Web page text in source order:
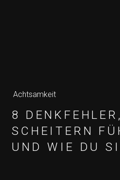
Achtsamkeit
8
SCHEITERN
UND WIE DU